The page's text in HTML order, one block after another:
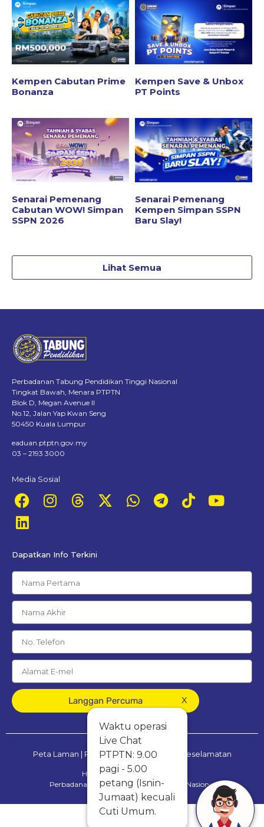
x
Waktu operasi
Live Chat
PTPTN: 9.00
pagi - 5.00
petang (Isnin-
Jumaat) kecuali
Cuti Umum.
Kempen Cabutan Prime
Bonanza
Kempen Save & Unbox
PT Points
Senarai Pemenang
Cabutan WOW! Simpan
SSPN 2026
Senarai Pemenang
Kempen Simpan SSPN
Baru Slay!
Lihat Semua
Perbadanan Tabung Pendidikan Tinggi Nasional
Tingkat Bawah, Menara PTPTN
Blok D, Megan Avenue II
No.12, Jalan Yap Kwan Seng
50450 Kuala Lumpur
eaduan.ptptn.gov.my
03 – 2193 3000
Media Sosial
Dapatkan Info Terkini
Langgan Percuma
Peta Laman | Penafian|Dasar Privasi & Keselamatan
Hak Cipta Terpelihara © 2025
Perbadanan Tabung Pendidikan Tinggi Nasional